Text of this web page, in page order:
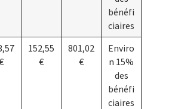
bénéfi
ciaires
152,55
€
801,02
€
Enviro
n 15%
des
bénéfi
ciaires